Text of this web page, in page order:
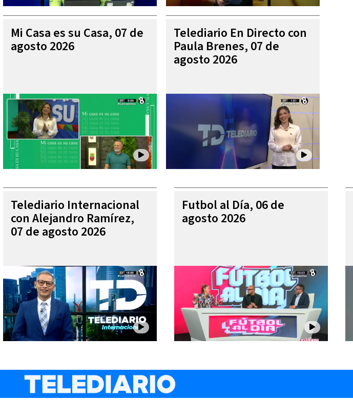
Mi Casa es su Casa, 07 de
agosto 2026
Telediario En Directo con
Paula Brenes, 07 de
agosto 2026
Telediario Internacional
con Alejandro Ramírez,
07 de agosto 2026
Futbol al Día, 06 de
agosto 2026